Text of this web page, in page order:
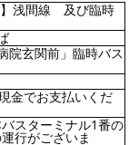
】浅間線 及び臨時
院玄関前 」臨時バス
金でお支払いくだ
スターミナル1番の
行がございま